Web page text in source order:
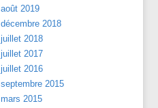
août 2019
décembre 2018
juillet 2018
juillet 2017
juillet 2016
septembre 2015
mars 2015